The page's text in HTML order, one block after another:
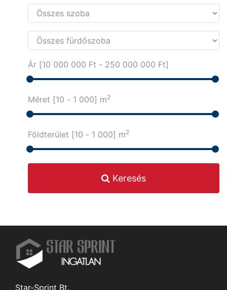
Ár [10 000 000 Ft - 250 000 000 Ft]
Méret [10 - 1 000] m2
Földterület [10 - 1 000] m2
Keresés
Star-Sprint Bt.